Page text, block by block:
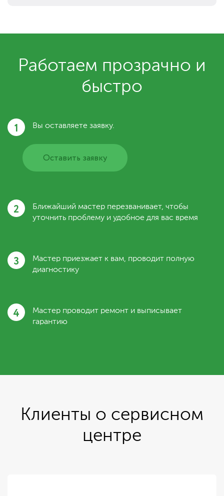
Работаем прозрачно и
быстро
1 Вы оставляете заявку.
Оставить заявку
2
Ближайший мастер перезванивает, чтобы
уточнить проблему и удобное для вас время
3
Мастер приезжает к вам, проводит полную
диагностику
4
Мастер проводит ремонт и выписывает
гарантию
Клиенты о сервисном
центре